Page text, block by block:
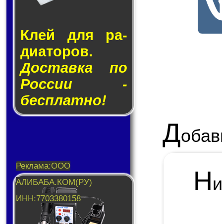
Клей для ра­
ди­а­то­ров.
Доставка по
России -
бесплатно!
Д
Н